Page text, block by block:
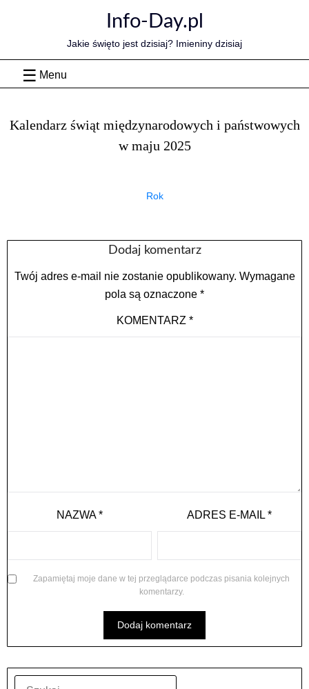
Info-Day.pl
Jakie święto jest dzisiaj? Imieniny dzisiaj
Menu
Kalendarz świąt międzynarodowych i państwowych
w maju 2025
Rok
Dodaj komentarz
Twój adres e-mail nie zostanie opublikowany. Wymagane
pola są oznaczone *
KOMENTARZ *
NAZWA* ADRES E-MAIL*
Zapamiętaj moje dane w tej przeglądarce podczas pisania kolejnych
komentarzy.